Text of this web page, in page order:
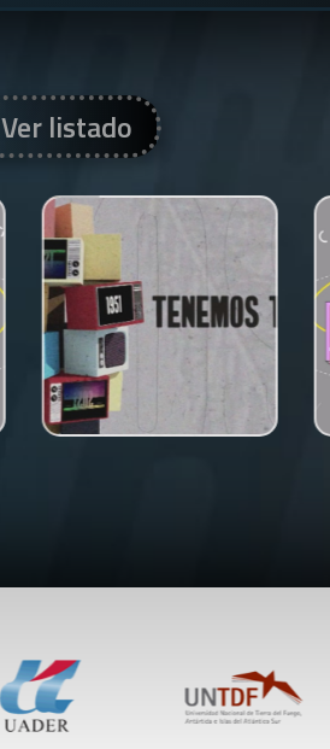
Ver listado